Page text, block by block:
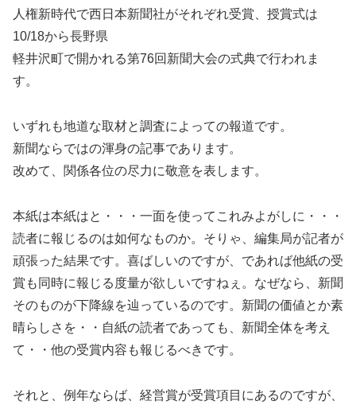
人権新時代で西日本新聞社がそれぞれ受賞、授賞式は
10/18から長野県
軽井沢町で開かれる第76回新聞大会の式典で行われま
す。
いずれも地道な取材と調査によっての報道です。
新聞ならではの渾身の記事であります。
改めて、関係各位の尽力に敬意を表します。
本紙は本紙はと・・・一面を使ってこれみよがしに・・・
読者に報じるのは如何なものか。そりゃ、編集局が記者が
頑張った結果です。喜ばしいのですが、であれば他紙の受
賞も同時に報じる度量が欲しいですねぇ。なぜなら、新聞
そのものが下降線を辿っているのです。新聞の価値とか素
晴らしさを・・自紙の読者であっても、新聞全体を考え
て・・他の受賞内容も報じるべきです。
それと、例年ならば、経営賞が受賞項目にあるのですが、